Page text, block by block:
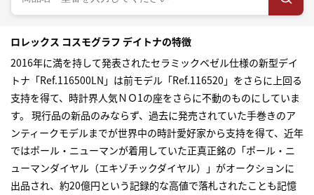
ロレックス コスモグラフ デイトナの特徴
2016年に満を持して発表されたセラミックベゼル仕様の新型デイ
トナ「Ref.116500LN」は前モデル「Ref.116520」をさらに上回る
支持を得て、時計界人気ＮＯ1の座をさらに不動のものにしていま
す。 現行品の新品のみならず、過去に発売されていた手巻きのア
ンティークモデルまでが世界中の時計愛好家から支持を得て、近年
ではポール・ニューマンが着用していた正真正銘の「ポール・ニ
ューマンダイヤル（エキゾチックダイヤル）」がオークションに
出品され、約20億円という記録的な高値で落札されたことも記憶